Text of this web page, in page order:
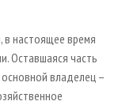
настоящее время
Оставшаяся часть
владелец –